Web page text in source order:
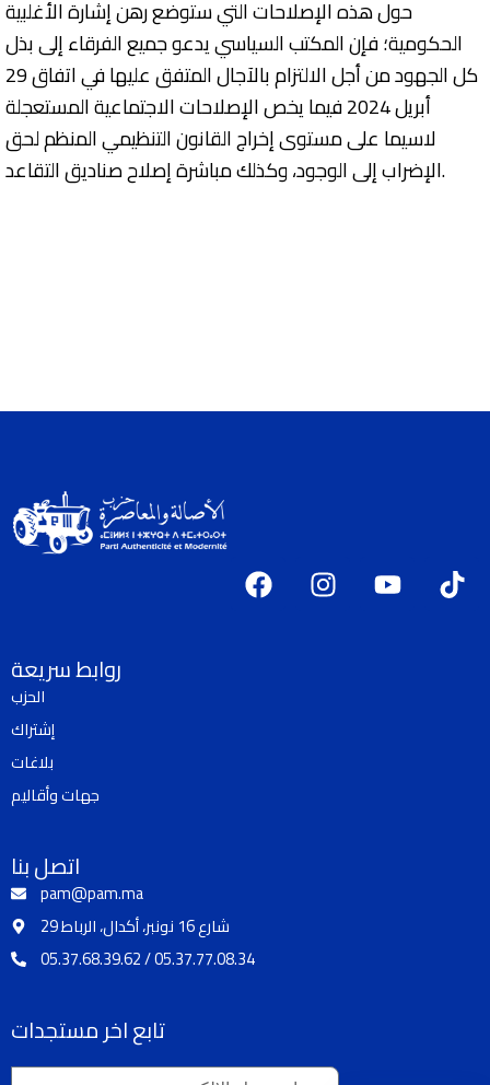
حول هذه الإصلاحات التي ستوضع رهن إشارة الأغلبية
الحكومية؛ فإن المكتب السياسي يدعو جميع الفرقاء إلى بذل
كل الجهود من أجل الالتزام بالآجال المتفق عليها في اتفاق 29
أبريل 2024 فيما يخص الإصلاحات الاجتماعية المستعجلة
لاسيما على مستوى إخراج القانون التنظيمي المنظم لحق
الإضراب إلى الوجود، وكذلك مباشرة إصلاح صناديق التقاعد.
F
a
I
n
Y
o
T
i
روابط سريعة
الحزب
إشتراك
بلاغات
جهات وأقاليم
اتصل بنا
pam@pam.ma
29 شارع 16 نونبر، أكدال، الرباط
05.37.68.39.62 / 05.37.77.08.34
تابع اخر مستجدات